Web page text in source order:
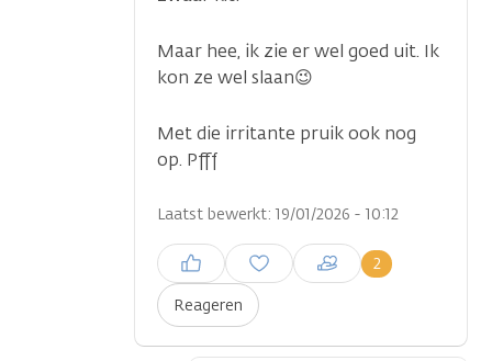
Maar hee, ik zie er wel goed uit. Ik
kon ze wel slaan😉
Met die irritante pruik ook nog
op. Pfff
Laatst bewerkt: 19/01/2026 - 10:12
Reageren
2
Inloggen om een reactie te
plaatsen